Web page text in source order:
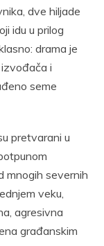
dve hiljade
idu u prilog
drama je
i
seme
pretvarani u
mnogih severnih
veku,
agresivna
građanskim